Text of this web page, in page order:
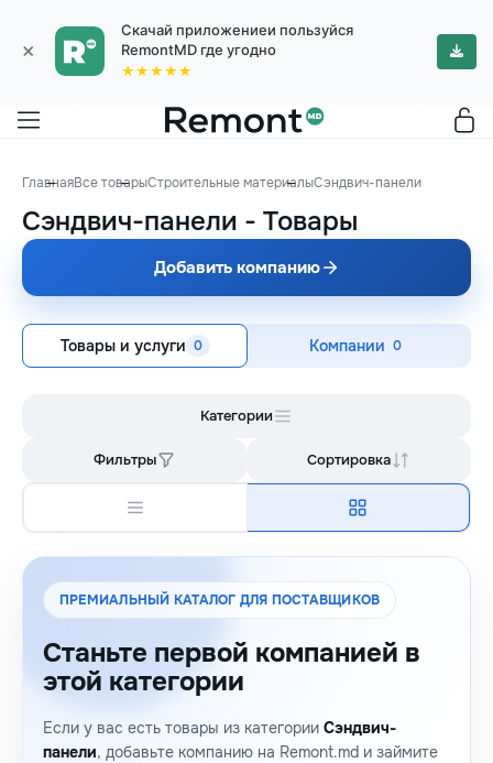
×
Скачай приложениеи пользуйся
RemontMD где угодно
★★★★★
ГлавнаяВсе товарыСтроительные материалыСэндвич-панели
Сэндвич-панели - Товары
Добавить компанию
Товары и услуги 0 Компании 0
Категории
Фильтры Сортировка
ПРЕМИАЛЬНЫЙ КАТАЛОГ ДЛЯ ПОСТАВЩИКОВ
Станьте первой компанией в
этой категории
Если у вас есть товары из категории Сэндвич-
панели, добавьте компанию на Remont.md и займите